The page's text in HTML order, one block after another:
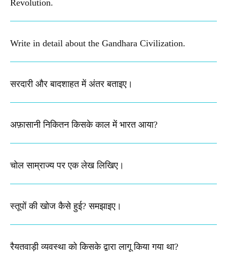
Revolution.
Write in detail about the Gandhara Civilization.
सरदारी और बादशाहत में अंतर बताइए​।
अफ़ासानी निकितन किसके काल में भारत आया?​
चोल साम्राज्य पर एक लेख लिखिए।
स्तूपों की खोज कैसे हुई? समझाइए।
रैयतवाड़ी व्यवस्था को किसके द्वारा लागू किया गया था?